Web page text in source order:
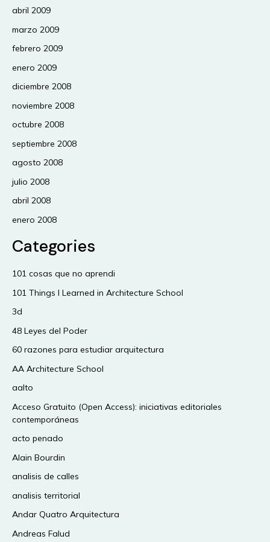
abril 2009
marzo 2009
febrero 2009
enero 2009
diciembre 2008
noviembre 2008
octubre 2008
septiembre 2008
agosto 2008
julio 2008
abril 2008
enero 2008
Categories
101 cosas que no aprendi
101 Things I Learned in Architecture School
3d
48 Leyes del Poder
60 razones para estudiar arquitectura
AA Architecture School
aalto
Acceso Gratuito (Open Access): iniciativas editoriales
contemporáneas
acto penado
Alain Bourdin
analisis de calles
analisis territorial
Andar Quatro Arquitectura
Andreas Falud